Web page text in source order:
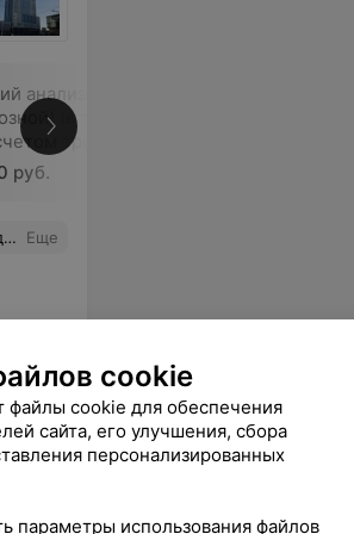
анализ крови
(в т.ч. с
тромбоцитов) при
сдаче крови
руб.
Еще
cookie
файлы cookie для обеспечения
сайта, его улучшения, сбора
персонализированных
параметры использования файлов